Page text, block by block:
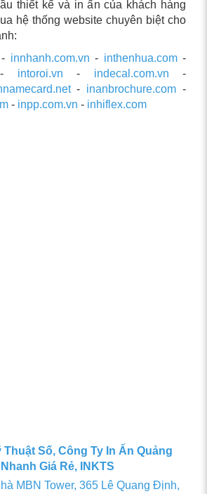
thiết kế và in ấn của khách hàng
hệ thống website chuyên biệt cho
- innhanh.com.vn - inthenhua.com-
intoroi.vn - indecal.com.vn -
- inanbrochure.com -
- inpp.com.vn - inhiflex.com
Thuật Số, Công Ty In Ấn Quảng
Giá Rẻ, INKTS
MBN Tower, 365 Lê Quang Định,